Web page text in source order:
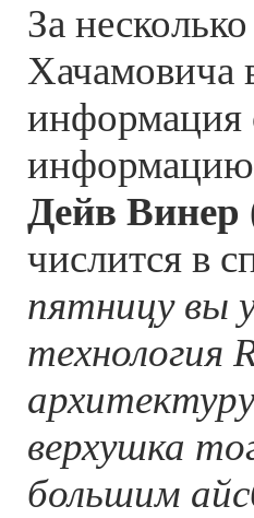
За
Хачамовича
информация
информацию
Дейв Винер
числится в
пятницу вы
технология
верхушка
большим